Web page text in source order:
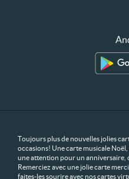
Toujours plus de nouvelles jolies
occasions! Une carte musicale
une attention pour un anniversaire,
Remerciez avec une jolie carte
faites-les sourire avec nos cartes